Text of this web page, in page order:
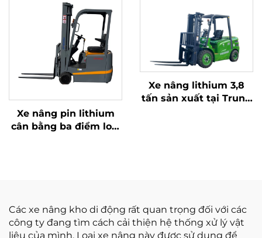
Xe nâng pin lithium
cân bằng ba điểm loại
Xe nâng lithium 3,8
tấn sản xuất tại Trung
Các xe nâng kho di động rất quan trọng đối với các
công ty đang tìm cách cải thiện hệ thống xử lý vật
liệu của mình. Loại xe nâng này được sử dụng để